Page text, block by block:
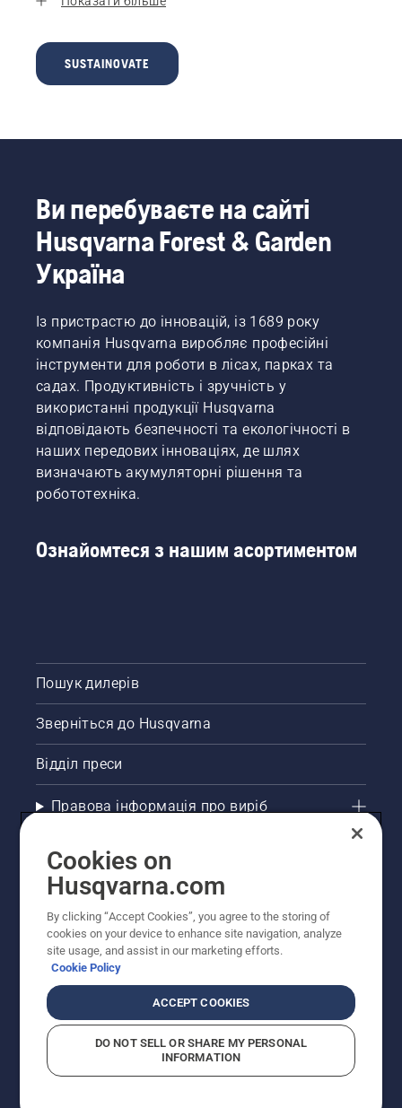
SUSTAINOVATE
Ви перебуваєте на сайті
Husqvarna Forest & Garden
Україна
Із пристрастю до інновацій, із 1689 року
компанія Husqvarna виробляє професійні
інструменти для роботи в лісах, парках та
садах. Продуктивність і зручність у
використанні продукції Husqvarna
відповідають безпечності та екологічності в
наших передових інноваціях, де шлях
визначають акумуляторні рішення та
робототехніка.
Ознайомтеся з нашим асортиментом
Пошук дилерів
Зверніться до Husqvarna
Відділ преси
Правова інформація про виріб
Інші сайти Husqvarna
Рекомендовані інтернет-магазини
Cookies on
Husqvarna.com
By clicking “Accept Cookies”, you agree to the storing of
cookies on your device to enhance site navigation, analyze
site usage, and assist in our marketing efforts.
Cookie Policy
ACCEPT COOKIES
DO NOT SELL OR SHARE MY PERSONAL
INFORMATION